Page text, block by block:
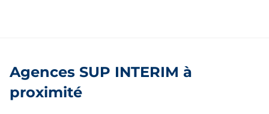
Agences SUP INTERIM à
proximité